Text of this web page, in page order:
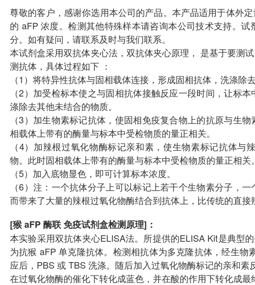
尊敬的客户，感谢你选用本公司的产品。本产品适用于体外
的 aFP 浓度。检测其他特殊样本请咨询本公司技术支持。
分。如有疑问，请联系及时与我们联系。
本试剂盒采用双抗体夹心法，双抗体夹心原理， 是基于要测
测抗体，具体过程如下 ：
（1）将特异性抗体与固相载体连接，形成固相抗体，洗涤除
（2）加受检标本使之与固相抗体接触反应一段时间，让标
涤除去其他未结合的物质。
（3）加生物素标记抗体，使固相免疫复合物上的抗原与生
相载体上带有的酶量与标本中受检物质的量正相关。
（4）加辣根过氧化物酶标记亲和素，使生物素标记抗体
物。此时固相载体上带有的酶量与标本中受检物质的量正相关。
（5）加入底物显色，即可计算标本浓度。
（6）注：一个抗体分子上可以标记上若干个生物素分子，
而带来了大量的辣根过氧化物酶结合到抗体上，比传统的直
[猴 aFP 酶联 免疫试剂盒检测原理]：
本实验采用双抗体夹心ELISA法。所提供的ELISA Kit是典型
为抗猴 aFP 单克隆抗体。检测相抗体为多克隆抗体，经生
应后，PBS 或 TBS 洗涤。随后加入过氧化物酶标记的亲和
在过氧化物酶的催化下转化成蓝色，并在酸的作用下转化成